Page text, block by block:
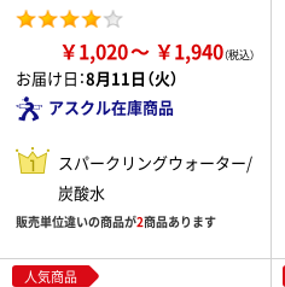
￥1,020 ￥1,940
お届け日：8月11日（火）
アスクル在庫商品
スパークリングウォーター/
炭酸水
販売単位違いの商品が2商品あります
人気商品